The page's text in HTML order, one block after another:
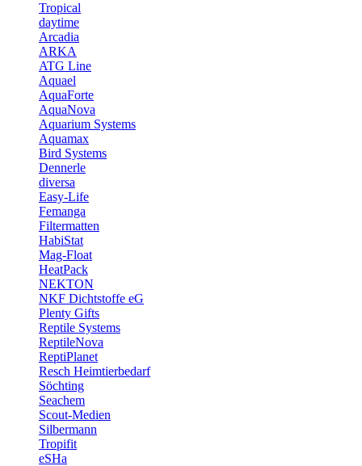
Tropical
daytime
Arcadia
ARKA
ATG Line
Aquael
AquaForte
AquaNova
Aquarium Systems
Aquamax
Bird Systems
Dennerle
diversa
Easy-Life
Femanga
Filtermatten
HabiStat
Mag-Float
HeatPack
NEKTON
NKF Dichtstoffe eG
Plenty Gifts
Reptile Systems
ReptileNova
ReptiPlanet
Resch Heimtierbedarf
Söchting
Seachem
Scout-Medien
Silbermann
Tropifit
eSHa